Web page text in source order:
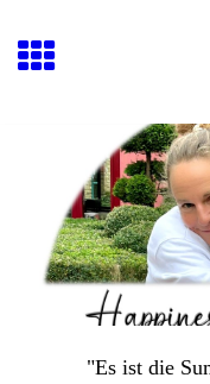
"Es ist die